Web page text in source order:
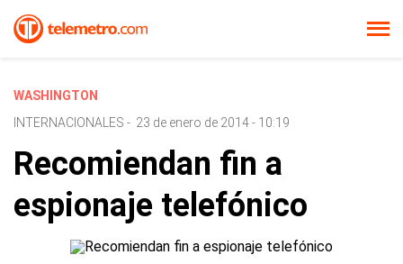
WASHINGTON
INTERNACIONALES - 23 de enero de 2014 - 10:19
Recomiendan fin a
espionaje telefónico